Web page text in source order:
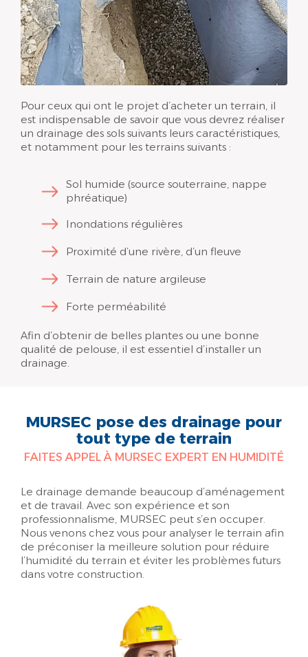
Pour ceux qui ont le projet d’acheter un terrain, il
est indispensable de savoir que vous devrez réaliser
un drainage des sols suivants leurs caractéristiques,
et notamment pour les terrains suivants :
Sol humide (source souterraine, nappe
phréatique)
Inondations régulières
Proximité d’une rivère, d’un fleuve
Terrain de nature argileuse
Forte perméabilité
Afin d’obtenir de belles plantes ou une bonne
qualité de pelouse, il est essentiel d’installer un
drainage.
MURSEC pose des drainage pour
tout type de terrain
FAITES APPEL À MURSEC EXPERT EN HUMIDITÉ
Le drainage demande beaucoup d’aménagement
et de travail. Avec son expérience et son
professionnalisme, MURSEC peut s’en occuper.
Nous venons chez vous pour analyser le terrain afin
de préconiser la meilleure solution pour réduire
l’humidité du terrain et éviter les problèmes futurs
dans votre construction.